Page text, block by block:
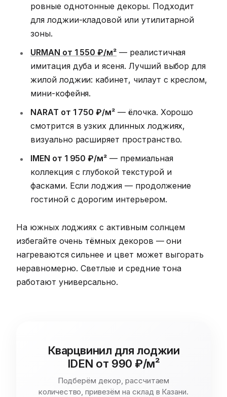
ровные однотонные декоры. Подходит
для лоджии-кладовой или утилитарной
зоны.
URMAN от 1 550 ₽/м² — реалистичная
имитация дуба и ясеня. Лучший выбор для
жилой лоджии: кабинет, чилаут с креслом,
мини-кофейня.
NARAT от 1 750 ₽/м² — ёлочка. Хорошо
смотрится в узких длинных лоджиях,
визуально расширяет пространство.
IMEN от 1 950 ₽/м² — премиальная
коллекция с глубокой текстурой и
фасками. Если лоджия — продолжение
гостиной с дорогим интерьером.
На южных лоджиях с активным солнцем
избегайте очень тёмных декоров — они
нагреваются сильнее и цвет может выгорать
неравномерно. Светлые и средние тона
работают универсально.
Кварцвинил для лоджии
IDEN от 990 ₽/м²
Подберём декор, рассчитаем
количество, привезём на склад в Казани.